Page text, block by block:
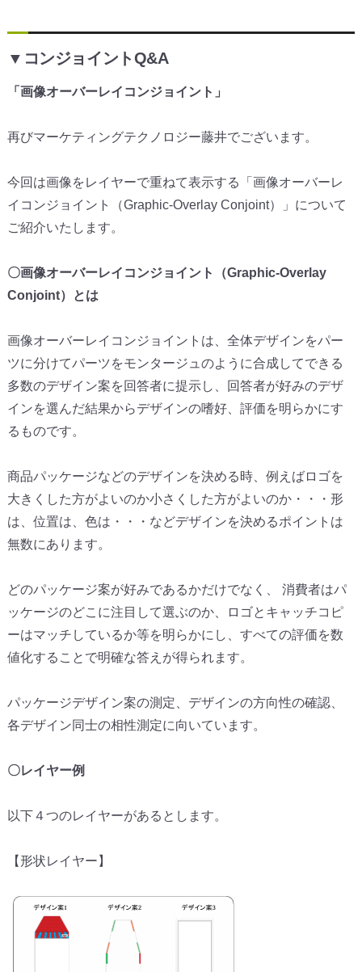
▼コンジョイントQ&A
「画像オーバーレイコンジョイント 」
再びマーケティングテクノロジー藤井でございます。
今回は画像をレイヤーで重ねて表示する「 画像オーバーレ
イコンジョイント（Graphic-Overlay Conjoint）」について
ご紹介いたします。
〇画像オーバーレイコンジョイント（Graphic-Overlay
Conjoint）とは
画像オーバーレイコンジョイントは、 全体デザインをパー
ツに分けてパーツをモンタージュのように合成してできる
多数のデザイン案を回答者に提示し、
回答者が好みのデザ
インを選んだ結果からデザインの嗜好、 評価を明らかにす
るものです。
商品パッケージなどのデザインを決める時、 例えばロゴを
大きくした方がよいのか小さくした方がよいのか・・
・形
は、位置は、色は・・・ などデザインを決めるポイントは
無数にあります。
どのパッケージ案が好みであるかだけでなく、 消費者はパ
ッケージのどこに注目して選ぶのか、
ロゴとキャッチコピ
ーはマッチしているか等を明らかにし、 すべての評価を数
値化することで明確な答えが得られます。
パッケージデザイン案の測定、デザインの方向性の確認、
各デザイン同士の相性測定に向いています。
〇レイヤー例
以下４つのレイヤーがあるとします。
【形状レイヤー】